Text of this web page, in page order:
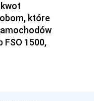
które
1500,